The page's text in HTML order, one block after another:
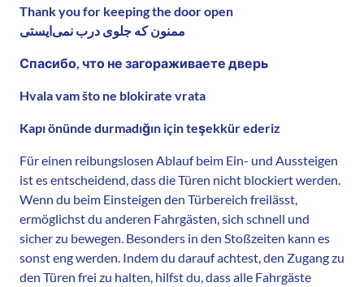
Thank you for keeping the door open
ممنون که جلوی درب نمی‌ایستی
Спасибо, что не загораживаете дверь
Hvala vam što ne blokirate vrata
Kapı önünde durmadığın için teşekkür ederiz
Für einen reibungslosen Ablauf beim Ein- und Aussteigen
ist es entscheidend, dass die Türen nicht blockiert werden.
Wenn du beim Einsteigen den Türbereich freilässt,
ermöglichst du anderen Fahrgästen, sich schnell und
sicher zu bewegen. Besonders in den Stoßzeiten kann es
sonst eng werden. Indem du darauf achtest, den Zugang zu
den Türen frei zu halten, hilfst du, dass alle Fahrgäste